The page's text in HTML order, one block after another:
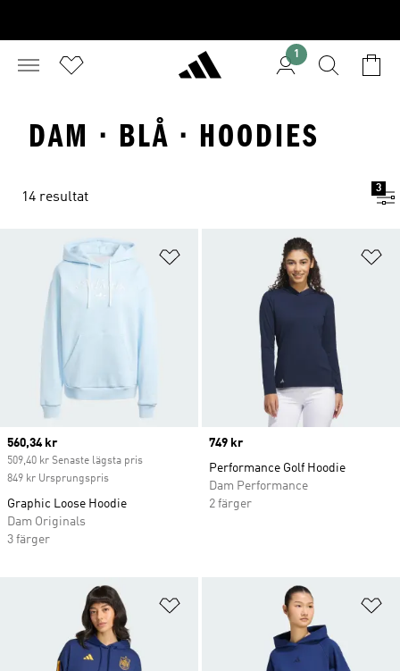
1
DAM · BLÅ · HOODIES
14 resultat
3
Lägg till på önskelistan
Current price
560,34 kr
509,40 kr Senaste lägsta pris
849 kr Ursprungspris
Graphic Loose Hoodie
Dam Originals
3 färger
Price
749 kr
Performance Golf Hoodie
Dam Performance
2 färger
Lägg till på önskelistan